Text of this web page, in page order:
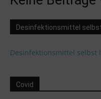
Desinfektionsmittel
Desinfektionsmittel selbst
Covid